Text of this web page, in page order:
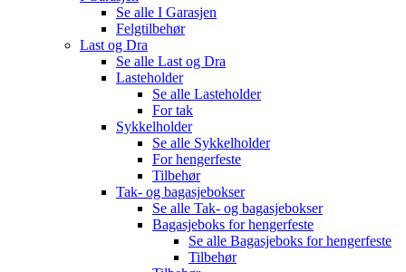
Se alle I Garasjen
Felgtilbehør
Last og Dra
Se alle Last og Dra
Lasteholder
Se alle Lasteholder
For tak
Sykkelholder
Se alle Sykkelholder
For hengerfeste
Tilbehør
Tak- og bagasjebokser
Se alle Tak- og bagasjebokser
Bagasjeboks for hengerfeste
Se alle Bagasjeboks for hengerfeste
Tilbehør